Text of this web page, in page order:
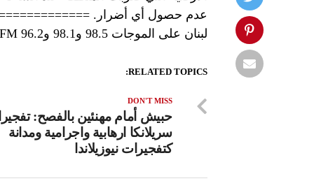
عدم حصول أي أضرار.
لبنان على الموجات 98.5 و98.1 و96.2 FM
RELATED TOPICS:
DON'T MISS
حبيش أمام مهنئين بالفصح:
سريلانكا ارهابية واجرامية ومدانة
كتفجيرات نيوزيلاندا